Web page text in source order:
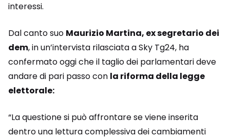
interessi.
Dal canto suo Maurizio Martina, ex segretario dei
dem, in un’intervista rilasciata a Sky Tg24, ha
confermato oggi che il taglio dei parlamentari deve
andare di pari passo con la riforma della legge
elettorale:
“La questione si può affrontare se viene inserita
dentro una lettura complessiva dei cambiamenti